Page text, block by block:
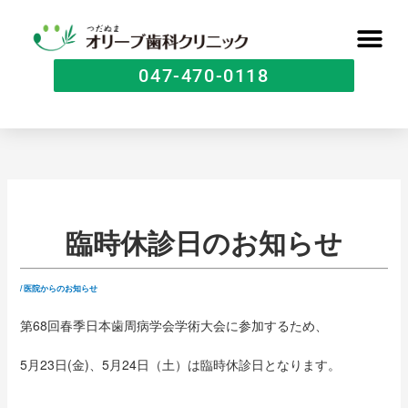
047-470-0118
臨時休診日のお知らせ
/医院からのお知らせ
第68回春季日本歯周病学会学術大会に参加するため、
5月23日(金)、5月24日（土）は臨時休診日となります。